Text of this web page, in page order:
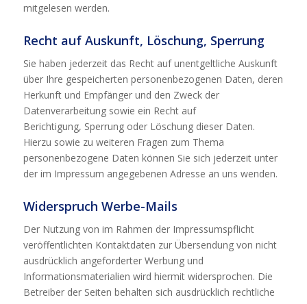
mitgelesen werden.
Recht auf Auskunft, Löschung, Sperrung
Sie haben jederzeit das Recht auf unentgeltliche Auskunft
über Ihre gespeicherten personenbezogenen Daten, deren
Herkunft und Empfänger und den Zweck der
Datenverarbeitung sowie ein Recht auf
Berichtigung, Sperrung oder Löschung dieser Daten.
Hierzu sowie zu weiteren Fragen zum Thema
personenbezogene Daten können Sie sich jederzeit unter
der im Impressum angegebenen Adresse an uns wenden.
Widerspruch Werbe-Mails
Der Nutzung von im Rahmen der Impressumspflicht
veröffentlichten Kontaktdaten zur Übersendung von nicht
ausdrücklich angeforderter Werbung und
Informationsmaterialien wird hiermit widersprochen. Die
Betreiber der Seiten behalten sich ausdrücklich rechtliche